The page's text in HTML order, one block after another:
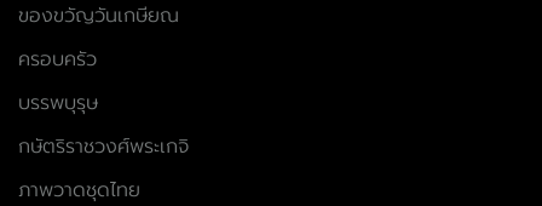
ของขวัญวันเกษียณ
ครอบครัว
บรรพบุรุษ
กษัตริราชวงศ์พระเกจิ
ภาพวาดชุดไทย